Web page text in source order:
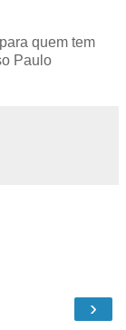
quem tem
Paulo
›